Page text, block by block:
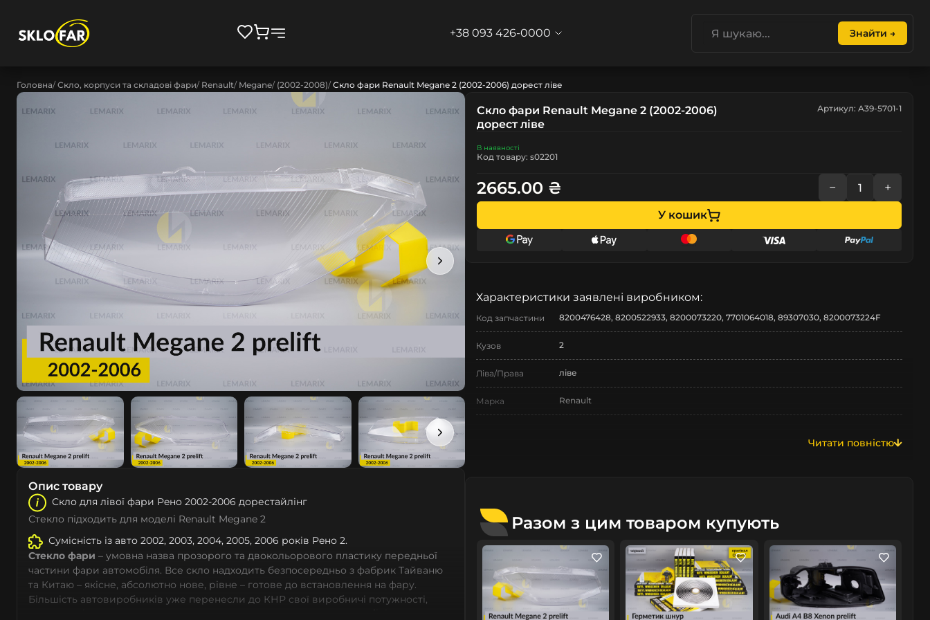
+38 093 426-0000 Знайти →
Головна Скло, корпуси та складові фари Renault Megane (2002-2008) Скло фари Renault Megane 2 (2002-2006) дорест ліве
Опис товару
Скло для лівої фари Рeно 2002-2006 дорестайлінг
Стекло підходить для моделі Renault Megane 2
Сумісність із авто 2002, 2003, 2004, 2005, 2006 років Рeно 2.
Стекло фари – умовна назва прозорого та двокольорового пластику передньої
частини фари автомобіля. Все скло надходить безпосередньо з фабрик Тайваню
та Китаю – якісне, абсолютно нове, рівне – готове до встановлення на фару.
Більшість автовиробників уже перенесли до КНР свої виробничі потужності,
тому не слід дивуватися, що до 90% запчастин до сучасних автомобілів мають
Скло фари Renault Megane 2 (2002-2006)
дорест ліве
Артикул: A39-5701-1
В наявності
Код товару: s02201
2665.00 ₴ − +
У кошик
Характеристики заявлені виробником:
Код запчастини 8200476428, 8200522933, 8200073220, 7701064018, 89307030, 8200073224F
Кузов 2
Ліва/Права ліве
Марка Renault
Покоління
Рік випуску
Рестайлінг/
Дорестайлінг
дорестайлінг
Нове
Читати повністю
Разом з цим товаром купують